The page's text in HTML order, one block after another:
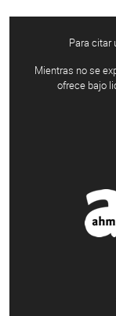
Para citar
Mientras no se
ofrece bajo